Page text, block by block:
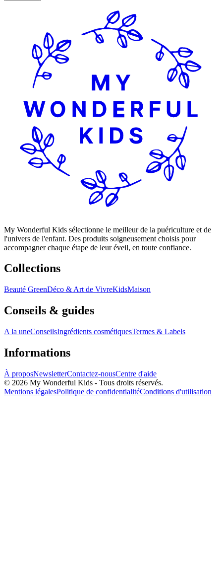
My Wonderful Kids sélectionne le meilleur de la puériculture et de
l'univers de l'enfant. Des produits soigneusement choisis pour
accompagner chaque étape de leur éveil, en toute confiance.
Collections
Beauté GreenDéco & Art de VivreKidsMaison
Conseils & guides
A la uneConseilsIngrédients cosmétiquesTermes & Labels
Informations
À proposNewsletterContactez-nousCentre d'aide
© 2026 My Wonderful Kids - Tous droits réservés.
Mentions légalesPolitique de confidentialitéConditions d'utilisation